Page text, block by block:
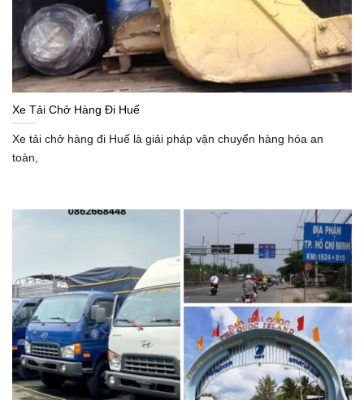
Xe Tải Chở Hàng Đi Huế
Xe tải chở hàng đi Huế là giải pháp vận chuyển hàng hóa an
toàn,